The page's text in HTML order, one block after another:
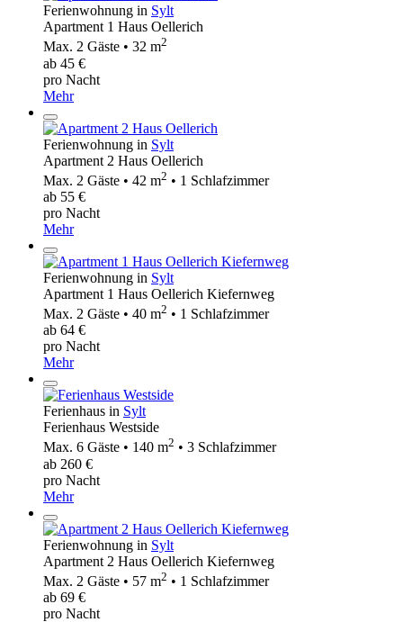
Ferienwohnung in Sylt
Apartment 1 Haus Oellerich
Max. 2 Gäste • 32 m2
ab 45 €
pro Nacht
Mehr
Ferienwohnung in Sylt
Apartment 2 Haus Oellerich
Max. 2 Gäste • 42 m2 • 1 Schlafzimmer
ab 55 €
pro Nacht
Mehr
Ferienwohnung in Sylt
Apartment 1 Haus Oellerich Kiefernweg
Max. 2 Gäste • 40 m2 • 1 Schlafzimmer
ab 64 €
pro Nacht
Mehr
Ferienhaus in Sylt
Ferienhaus Westside
Max. 6 Gäste • 140 m2 • 3 Schlafzimmer
ab 260 €
pro Nacht
Mehr
Ferienwohnung in Sylt
Apartment 2 Haus Oellerich Kiefernweg
Max. 2 Gäste • 57 m2 • 1 Schlafzimmer
ab 69 €
pro Nacht